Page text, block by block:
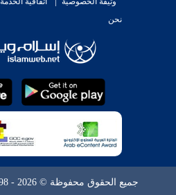
نحن
جميع الحقوق محفوظة © 2026 - 1998 لشبكة إسلام ويب